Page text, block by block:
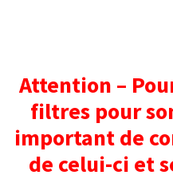
Attention –
filtres pour
important de
de celui-ci et